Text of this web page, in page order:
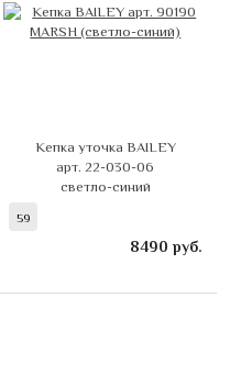
Кепка уточка BAILEY
арт. 22-030-06
светло-синий
59
8490 руб.